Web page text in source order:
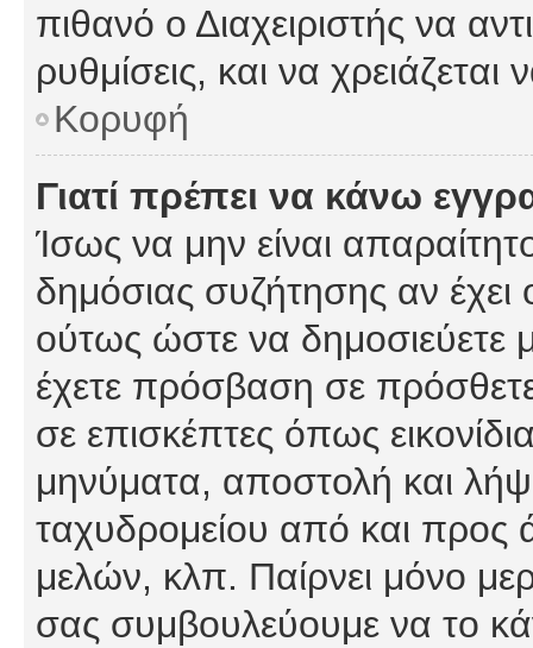
πιθανό ο Διαχειριστής να
ρυθμίσεις, και να χρειάζεται
Κορυφή
Γιατί πρέπει να κάνω
Ίσως να μην είναι
δημόσιας συζήτησης αν έχει
ούτως ώστε να δημοσιεύετε
έχετε πρόσβαση σε
σε επισκέπτες όπως
μηνύματα, αποστολή και
ταχυδρομείου από και προς
μελών, κλπ. Παίρνει μόνο
σας συμβουλεύουμε να το